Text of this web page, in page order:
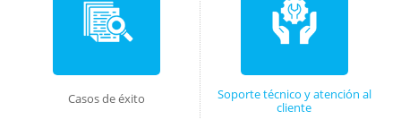
Casos de éxito
Soporte técnico y atención al
cliente